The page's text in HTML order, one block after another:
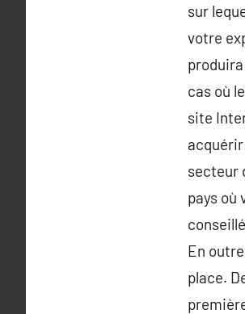
sur
votre
cas où
site
secteur
pays où
En
place.